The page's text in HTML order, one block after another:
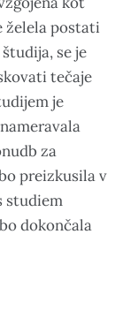
želela postati
se je
tečaje
je
za
preizkusila v
studiem
dokončala